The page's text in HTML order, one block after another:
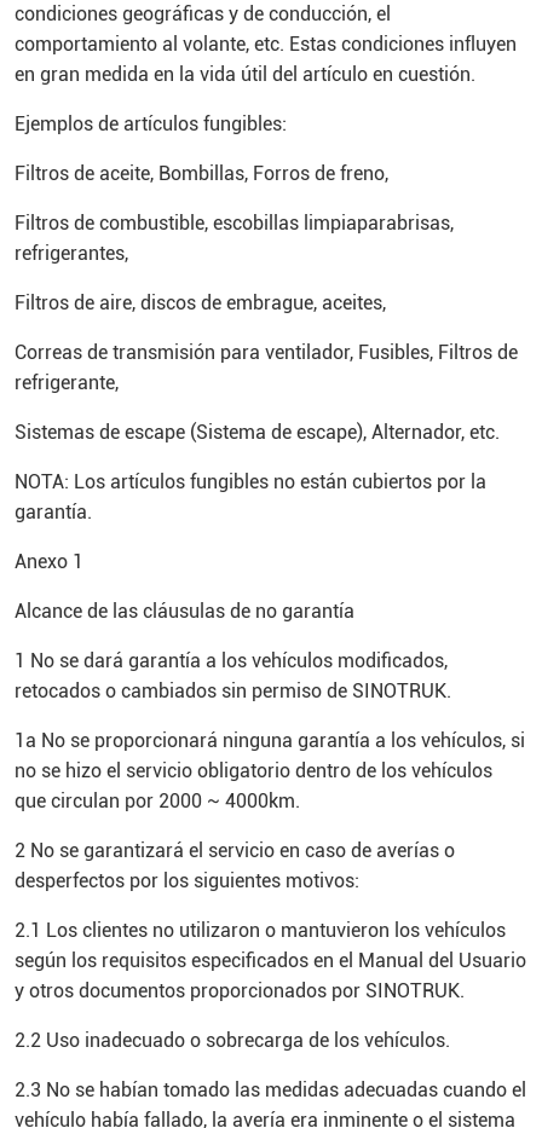
condiciones geográficas y de conducción, el
comportamiento al volante, etc. Estas condiciones influyen
en gran medida en la vida útil del artículo en cuestión.
Ejemplos de artículos fungibles:
Filtros de aceite, Bombillas, Forros de freno,
Filtros de combustible, escobillas limpiaparabrisas,
refrigerantes,
Filtros de aire, discos de embrague, aceites,
Correas de transmisión para ventilador, Fusibles, Filtros de
refrigerante,
Sistemas de escape (Sistema de escape), Alternador, etc.
NOTA: Los artículos fungibles no están cubiertos por la
garantía.
Anexo 1
Alcance de las cláusulas de no garantía
1 No se dará garantía a los vehículos modificados,
retocados o cambiados sin permiso de SINOTRUK.
1a No se proporcionará ninguna garantía a los vehículos, si
no se hizo el servicio obligatorio dentro de los vehículos
que circulan por 2000 ~ 4000km.
2 No se garantizará el servicio en caso de averías o
desperfectos por los siguientes motivos:
2.1 Los clientes no utilizaron o mantuvieron los vehículos
según los requisitos especificados en el Manual del Usuario
y otros documentos proporcionados por SINOTRUK.
2.2 Uso inadecuado o sobrecarga de los vehículos.
2.3 No se habían tomado las medidas adecuadas cuando el
vehículo había fallado, la avería era inminente o el sistema